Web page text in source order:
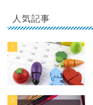
人気記事
1
2